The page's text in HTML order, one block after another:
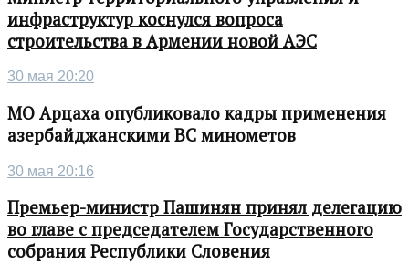
инфраструктур коснулся вопроса
строительства в Армении новой АЭС
30 мая 20:20
МО Арцаха опубликовало кадры применения
азербайджанскими ВС минометов
30 мая 20:16
Премьер-министр Пашинян принял делегацию
во главе с председателем Государственного
собрания Республики Словения